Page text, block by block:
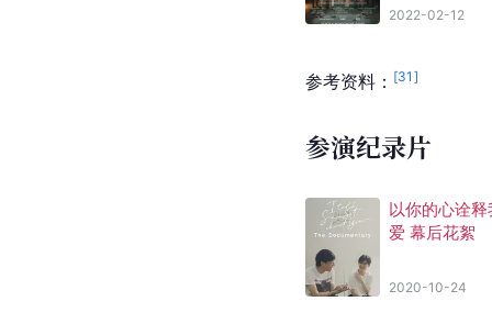
2022-02-12
参考资料： [31 ]
参演纪录片
以你的心诠释
爱 幕后花絮
2020-10-24